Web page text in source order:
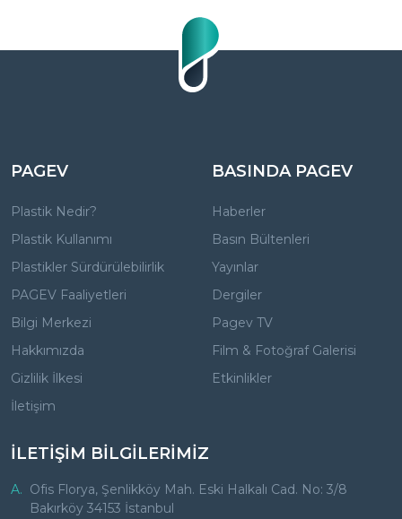
PAGEV
Plastik Nedir?
Plastik Kullanımı
Plastikler Sürdürülebilirlik
PAGEV Faaliyetleri
Bilgi Merkezi
Hakkımızda
Gizlilik İlkesi
İletişim
BASINDA PAGEV
Haberler
Basın Bültenleri
Yayınlar
Dergiler
Pagev TV
Film & Fotoğraf Galerisi
Etkinlikler
İLETİŞİM BİLGİLERİMİZ
A. Ofis Florya, Şenlikköy Mah. Eski Halkalı Cad. No: 3/8
Bakırköy 34153 İstanbul